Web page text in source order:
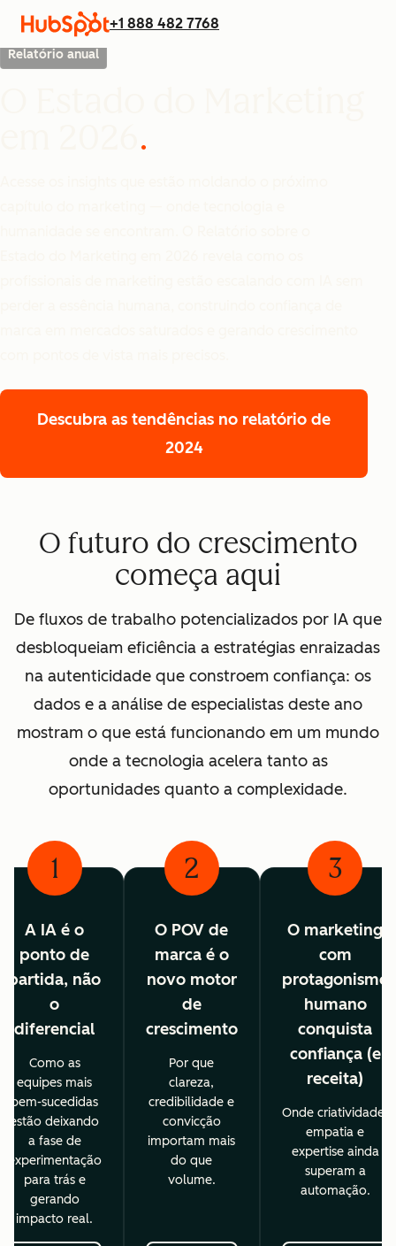
+1 888 482 7768
Relatório anual
Descubra as tendências no relatório de
2024
O futuro do crescimento
começa aqui
De fluxos de trabalho potencializados por IA que
desbloqueiam eficiência a estratégias enraizadas
na autenticidade que constroem confiança: os
dados e a análise de especialistas deste ano
mostram o que está funcionando em um mundo
onde a tecnologia acelera tanto as
oportunidades quanto a complexidade.
1
A IA é o
ponto de
partida, não
o
diferencial
Como as
equipes mais
bem-sucedidas
estão deixando
a fase de
experimentação
para trás e
gerando
impacto real.
2
O POV de
marca é o
novo motor
de
crescimento
Por que
clareza,
credibilidade e
convicção
importam mais
do que
volume.
3
O marketing
com
protagonismo
humano
conquista
confiança (e
receita)
Onde criatividade,
empatia e
expertise ainda
superam a
automação.